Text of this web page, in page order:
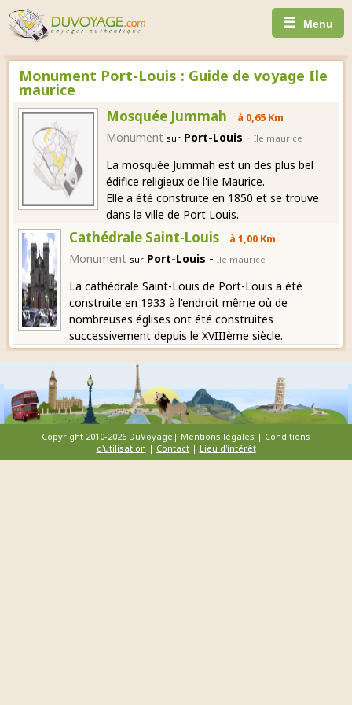
☰ Menu
Monument Port-Louis : Guide de voyage Ile
maurice
Mosquée Jummah à 0,65 Km
Monument sur Port-Louis -Ile maurice
La mosquée Jummah est un des plus bel
édifice religieux de l'ile Maurice.
Elle a été construite en 1850 et se trouve
dans la ville de Port Louis.
Cathédrale Saint-Louis à 1,00 Km
Monument sur Port-Louis - Ile maurice
La cathédrale Saint-Louis de Port-Louis a été
construite en 1933 à l'endroit même où de
nombreuses églises ont été construites
successivement depuis le XVIIIème siècle.
Copyright 2010-2026 DuVoyage| Mentions légales | Conditions
d'utilisation | Contact| Lieu d'intérêt